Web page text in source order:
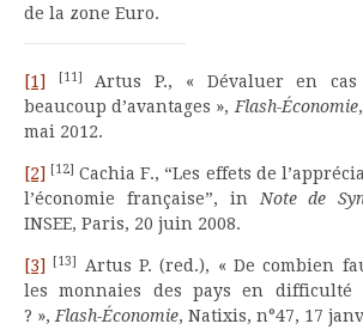
de la zone Euro.
[1] [11]
Artus P., « Dévaluer en
beaucoup d’avantages », Flash-Économie
mai 2012.
[2] [12] Cachia F., “Les effets de
l’économie française”, in Note de
INSEE, Paris, 20 juin 2008.
[3] [13]
Artus P. (red.), « De combien
les monnaies des pays en
? », Flash-Économie, Natixis, n°47, 17